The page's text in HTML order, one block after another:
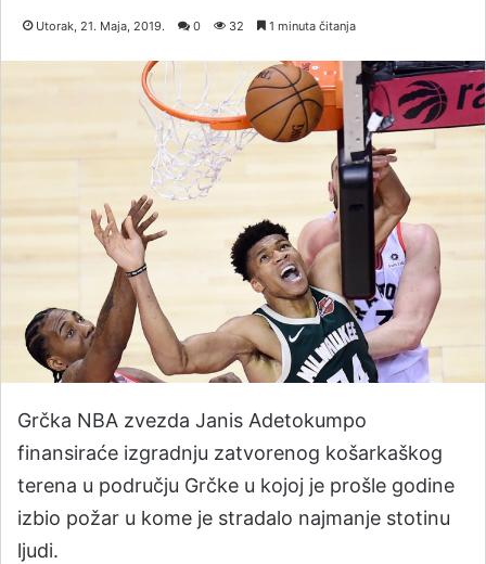
Utorak, 21. Maja, 2019. 0 32 1 minuta čitanja
Grčka NBA zvezda Janis Adetokumpo
finansiraće izgradnju zatvorenog košarkaškog
terena u području Grčke u kojoj je prošle godine
izbio požar u kome je stradalo najmanje stotinu
ljudi.